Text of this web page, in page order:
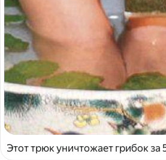
Этот трюк уничтожает грибок за